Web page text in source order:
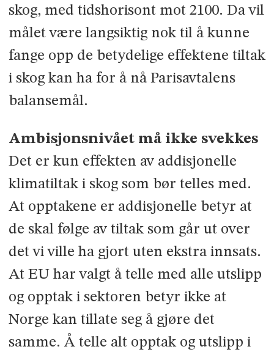
skog, med tidshorisont mot 2100. Da vil
målet være langsiktig nok til å kunne
fange opp de betydelige effektene tiltak
i skog kan ha for å nå Parisavtalens
balansemål.
Ambisjonsnivået må ikke svekkes
Det er kun effekten av addisjonelle
klimatiltak i skog som bør telles med.
At opptakene er addisjonelle betyr at
de skal følge av tiltak som går ut over
det vi ville ha gjort uten ekstra innsats.
At EU har valgt å telle med alle utslipp
og opptak i sektoren betyr ikke at
Norge kan tillate seg å gjøre det
samme. Å telle alt opptak og utslipp i